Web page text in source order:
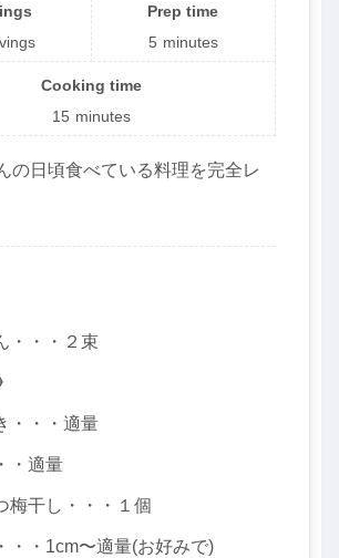
Prep time
5 minutes
Cooking time
15 minutes
の日頃食べている料理を完全レ
・・・２束
・・・適量
・適量
梅干し・・・１個
・・1cm〜適量(お好みで)